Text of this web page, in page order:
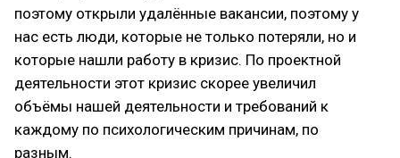
поэтому открыли удалённые вакансии, поэтому у
нас есть люди, которые не только потеряли, но и
которые нашли работу в кризис. По проектной
деятельности этот кризис скорее увеличил
объёмы нашей деятельности и требований к
каждому по психологическим причинам, по
разным.